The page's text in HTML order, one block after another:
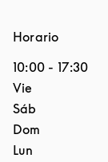
Horario
10:00 - 17:30
Día de la
Vie
Sáb
Dom
Lun